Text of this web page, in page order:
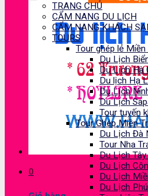
0
TRANG CHỦ
CẨM NANG DU LỊCH
CẨM NANG KHÁCH
TOURS
Tour ghép lẻ Miền
Du Lịch
Du Lịch Hà
Du lịch Hạ
Du Lịch
Du Lịch
Tour tuyến
Tour Ghép Miền
Du Lịch Đà
Tour Nha
Du Lịch
Du Lịch
Du Lịch
Du Lịch